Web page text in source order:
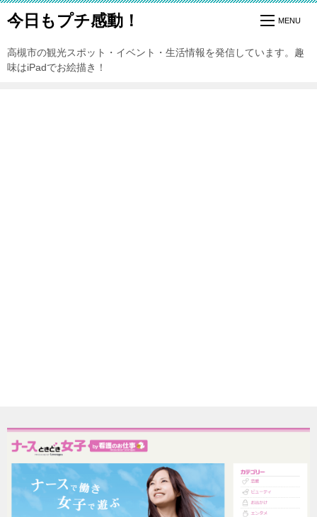
今日もプチ感動！
高槻市の観光スポット・イベント・生活情報を発信しています。趣
味はiPadでお絵描き！